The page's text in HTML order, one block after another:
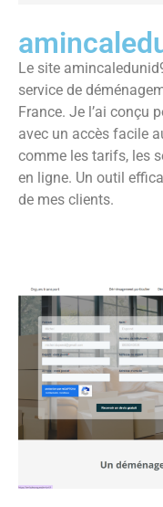
Le site
service de
France. Je l’ai conçu
avec un accès facile
comme les tarifs, les
en ligne. Un outil
de mes clients.